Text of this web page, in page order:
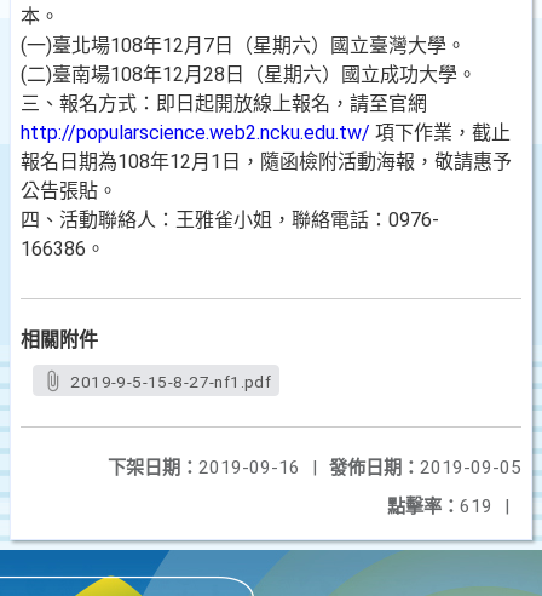
本。
(一)臺北場108年12月7日（星期六）國立臺灣大學。
(二)臺南場108年12月28日（星期六）國立成功大學。
三、報名方式：即日起開放線上報名，請至官網
http://popularscience.web2.ncku.edu.tw/ 項下作業，截止
報名日期為108年12月1日，隨函檢附活動海報，敬請惠予
公告張貼。
四、活動聯絡人：王雅雀小姐，聯絡電話：0976-
166386。
相關附件
2019-9-5-15-8-27-nf1.pdf
發佈日期： 2019-09-05
下架日期： 2019-09-16
|
點擊率： 619 |